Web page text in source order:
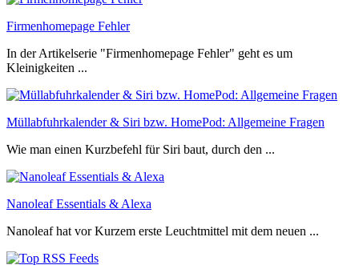
Firmenhomepage Fehler
In der Artikelserie "Firmenhomepage Fehler" geht es um
Kleinigkeiten ...
Müllabfuhrkalender & Siri bzw. HomePod: Allgemeine Fragen
Wie man einen Kurzbefehl für Siri baut, durch den ...
Nanoleaf Essentials & Alexa
Nanoleaf hat vor Kurzem erste Leuchtmittel mit dem neuen ...